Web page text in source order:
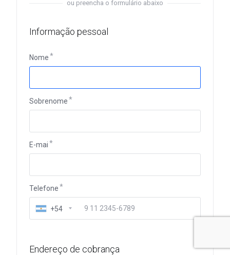
ou preencha o formulário abaixo
Informação pessoal
Nome
Sobrenome
E-mai
Telefone
+54
Endereço de cobrança